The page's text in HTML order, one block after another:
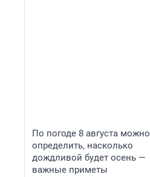
По погоде 8 августа можно
определить, насколько
дождливой будет осень —
важные приметы